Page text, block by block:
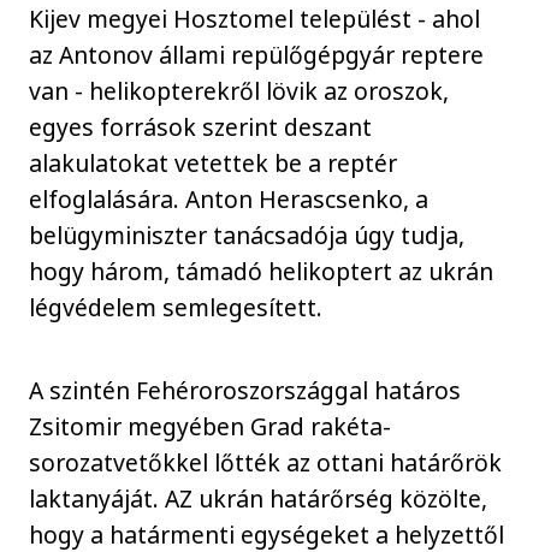
Kijev megyei Hosztomel települést - ahol
az Antonov állami repülőgépgyár reptere
van - helikopterekről lövik az oroszok,
egyes források szerint deszant
alakulatokat vetettek be a reptér
elfoglalására. Anton Herascsenko, a
belügyminiszter tanácsadója úgy tudja,
hogy három, támadó helikoptert az ukrán
légvédelem semlegesített.
A szintén Fehéroroszországgal határos
Zsitomir megyében Grad rakéta-
sorozatvetőkkel lőtték az ottani határőrök
laktanyáját. AZ ukrán határőrség közölte,
hogy a határmenti egységeket a helyzettől